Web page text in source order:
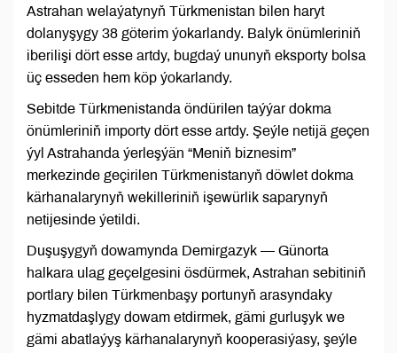
Astrahan welaýatynyň Türkmenistan bilen haryt
dolanyşygy 38 göterim ýokarlandy. Balyk önümleriniň
iberilişi dört esse artdy, bugdaý ununyň eksporty bolsa
üç esseden hem köp ýokarlandy.
Sebitde Türkmenistanda öndürilen taýýar dokma
önümleriniň importy dört esse artdy. Şeýle netijä geçen
ýyl Astrahanda ýerleşýän “Meniň biznesim”
merkezinde geçirilen Türkmenistanyň döwlet dokma
kärhanalarynyň wekilleriniň işewürlik saparynyň
netijesinde ýetildi.
Duşuşygyň dowamynda Demirgazyk — Günorta
halkara ulag geçelgesini ösdürmek, Astrahan sebitiniň
portlary bilen Türkmenbaşy portunyň arasyndaky
hyzmatdaşlygy dowam etdirmek, gämi gurluşyk we
gämi abatlaýyş kärhanalarynyň kooperasiýasy, şeýle